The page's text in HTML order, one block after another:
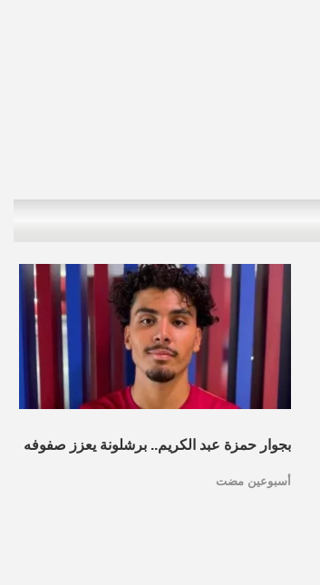
بجوار حمزة عبد الكريم.. برشلونة يعزز صفوفه
أسبوعين مضت